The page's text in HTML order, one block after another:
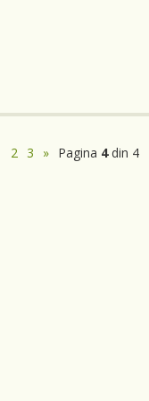
2 3 » Pagina 4din 4